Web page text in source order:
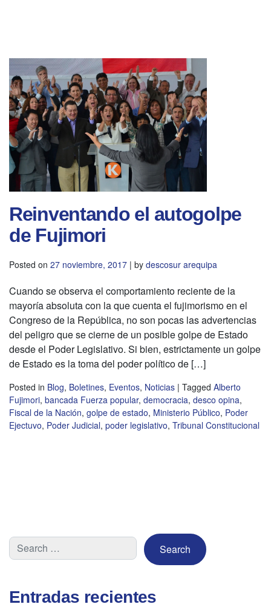
Reinventando el autogolpe
de Fujimori
Posted on 27 noviembre, 2017 | by descosur arequipa
Cuando se observa el comportamiento reciente de la
mayoría absoluta con la que cuenta el fujimorismo en el
Congreso de la República, no son pocas las advertencias
del peligro que se cierne de un posible golpe de Estado
desde el Poder Legislativo. Si bien, estrictamente un golpe
de Estado es la toma del poder político de […]
Posted in Blog, Boletines, Eventos, Noticias | Tagged Alberto
Fujimori, bancada Fuerza popular, democracia, desco opina,
Fiscal de la Nación, golpe de estado, Ministerio Público, Poder
Ejectuvo, Poder Judicial, poder legislativo, Tribunal Constitucional
Entradas recientes